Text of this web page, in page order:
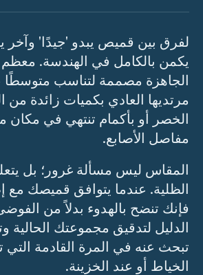
لفرق بين قميص يبدو 'جيدًا' وآخر
يكمن بالكامل في الهندسة.
الجاهزة مصممة لتناسب متوسطًا
مرتديها العادي بكميات زائدة
الخصر أو بأكمام تنتهي في مكان
مفاصل الأصابع.
المقاس ليس مسألة غرور؛ بل
الظلية. عندما يتوافق قميصك مع
فإنك تنضح بالهدوء بدلاً من
الدليل لتدقيق مجموعتك الحالية
تبحث عنه في المرة القادمة التي
الخياط أو عند الخزينة.